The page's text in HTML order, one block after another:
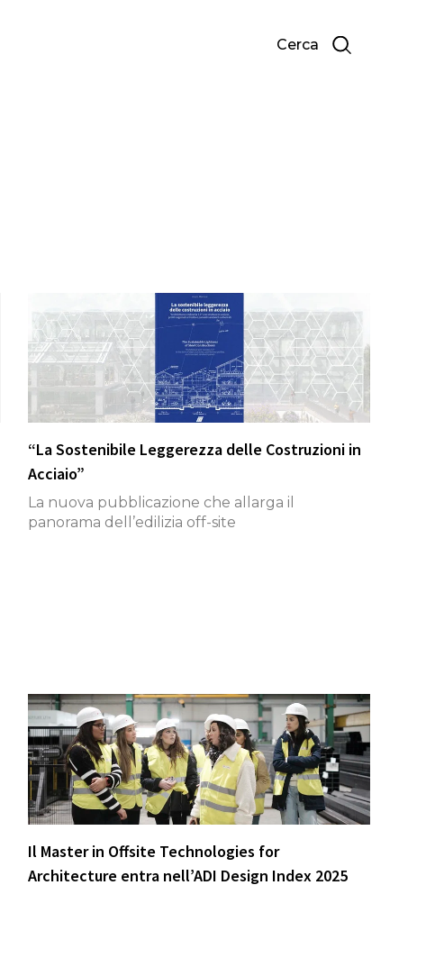
Cerca
Accedi
“La Sostenibile Leggerezza delle Costruzioni in
Acciaio”
La nuova pubblicazione che allarga il
panorama dell’edilizia off-site
Il Master in Offsite Technologies for
Architecture entra nell’ADI Design Index 2025